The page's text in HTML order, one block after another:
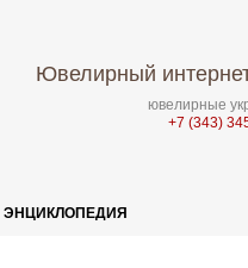
Ювелирный
ювелирные
+7 (343)
ЭНЦИКЛОПЕДИЯ